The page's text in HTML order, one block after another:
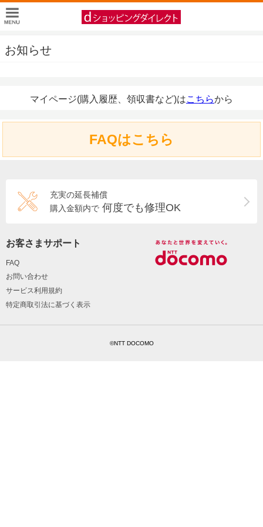
お知らせ
マイページ(購入履歴、領収書など)はこちらから
FAQはこちら
充実の延長補償
購入金額内で 何度でも修理OK
お客さまサポート
FAQ
お問い合わせ
サービス利用規約
特定商取引法に基づく表示
©NTT DOCOMO